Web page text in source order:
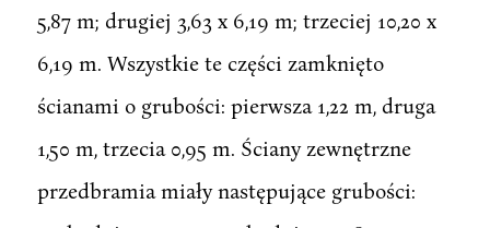
5,87 m; drugiej 3,63 x 6,19 m; trzeciej 10,20 x
6,19 m. Wszystkie te części zamknięto
ścianami o grubości: pierwsza 1,22 m, druga
1,50 m, trzecia 0,95 m. Ściany zewnętrzne
przedbramia miały następujące grubości: